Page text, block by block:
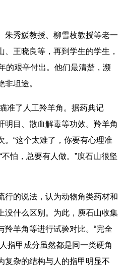
朱秀媛教授、柳雪枚教授等老一
王晓良等，再到学生的学生，
的艰辛付出。他们最清楚，濒
坦途。
准了人工羚羊角。据药典记
明目、散血解毒等功效。羚羊角
。“这个太难了，你要有心理准
怕，总要有人做。”庾石山很坚
行的说法，认为动物角类药材和
没什么区别。为此，庾石山收集
羚羊角等进行试验对比。“完全
指甲成分虽然都是同一类硬角
复杂的结构与人的指甲明显不